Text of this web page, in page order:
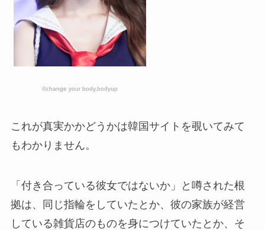
©change your body,bodyup
これが真実かかどうかは韓国サイトを覗いてみて
もわかりません。
「付き合っている彼女ではないか」と噂された根
拠は、同じ指輪をしていたとか、彼の家族が経営
している雑貨店のものを身につけていたとか、そ